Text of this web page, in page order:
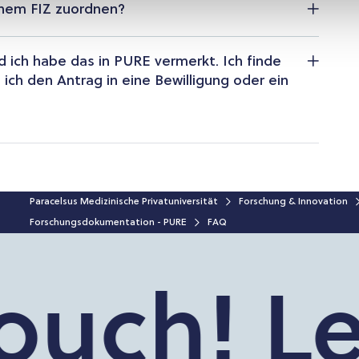
FIZ zuordnen?
habe das in PURE vermerkt. Ich finde
den Antrag in eine Bewilligung oder ein
Paracelsus Medizinische Privatuniversität
Forschung & Innovation
Forschungsdokumentation - PURE
FAQ